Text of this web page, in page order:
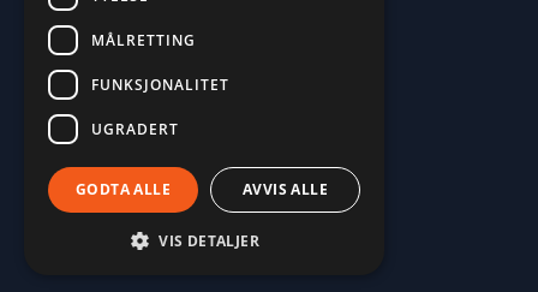
2026. ALL RIGHTS RESERVED.
POWERED BY EMPORI CMS
MÅLRETTING
FUNKSJONALITET
UGRADERT
GODTA ALLE AVVIS ALLE
VIS DETALJER